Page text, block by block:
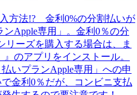
方法!? 金利0%の分割払いが
Apple専用」。金利0％の分
リーズを購入する場合は、ま
のアプリをインストール。
いプランApple専用」への申
金利0％だが、コンビニ支払